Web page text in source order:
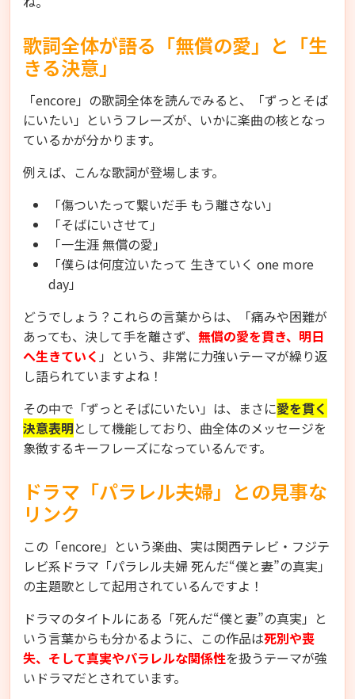
歌詞全体が語る「無償の愛」と「生
きる決意」
「encore」の歌詞全体を読んでみると、「ずっとそば
にいたい」というフレーズが、いかに楽曲の核となっ
ているかが分かります。
例えば、こんな歌詞が登場します。
「傷ついたって繋いだ手 もう離さない」
「そばにいさせて」
「一生涯 無償の愛」
「僕らは何度泣いたって 生きていく one more
day」
どうでしょう？これらの言葉からは、「痛みや困難が
あっても、決して手を離さず、 無償の愛を貫き、明日
へ生きていく 」という、非常に力強いテーマが繰り返
し語られていますよね！
その中で「ずっとそばにいたい」は、まさに愛を貫く
決意表明として機能しており、曲全体のメッセージを
象徴するキーフレーズになっているんです。
ドラマ「パラレル夫婦」との見事な
リンク
この「encore」という楽曲、実は関西テレビ・フジテ
レビ系ドラマ「パラレル夫婦 死んだ“僕と妻”の真実」
の主題歌として起用されているんですよ！
ドラマのタイトルにある「死んだ“僕と妻”の真実」と
いう言葉からも分かるように、この作品は死別や喪
失、そして真実やパラレルな関係性を扱うテーマが強
いドラマだとされています。